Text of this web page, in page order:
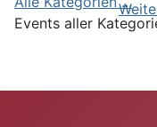
Events aller